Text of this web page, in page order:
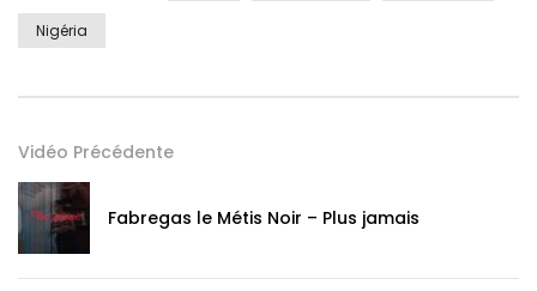
Nigéria
Vidéo Précédente
Fabregas le Métis Noir – Plus jamais